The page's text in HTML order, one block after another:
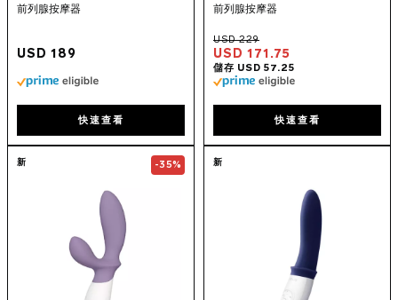
前列腺按摩器
USD 189
快速查看
前列腺按摩器
USD 171.75
快速查看
Go to theLOKI Wave™ 2
新 -35% 新